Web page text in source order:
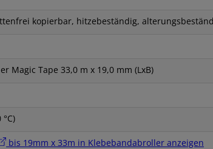
kopierbar, hitzebeständig,
Magic Tape 33,0 m x 19,0 mm (LxB)
bis 19mm x 33m in Klebebandabroller anzeigen